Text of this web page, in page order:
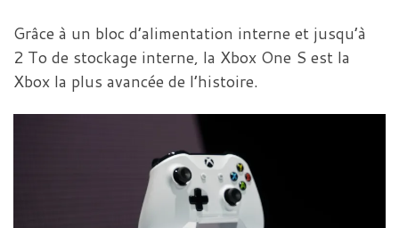
Grâce à un bloc d’alimentation interne et jusqu’à
2 To de stockage interne, la Xbox One S est la
Xbox la plus avancée de l’histoire.